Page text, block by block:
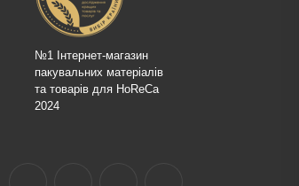
№1 Інтернет-магазин
пакувальних матеріалів
та товарів для HoReCa
2024